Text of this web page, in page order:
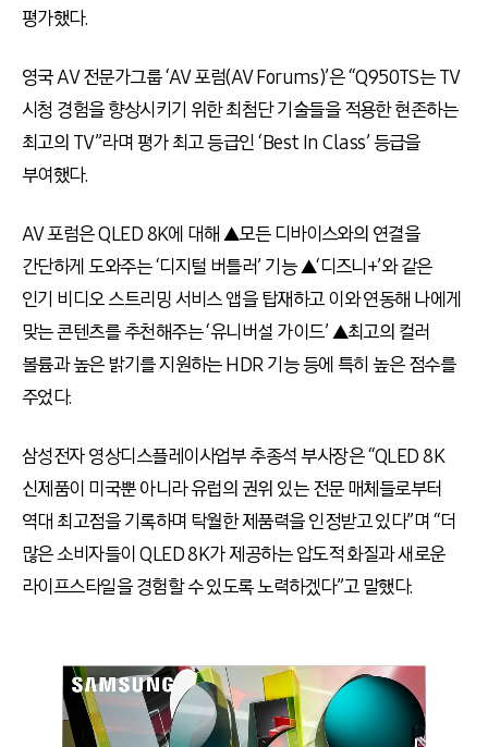
평가했다.
영국 AV 전문가그룹 ‘AV 포럼(AV Forums)’은 “Q950TS는 TV
시청 경험을 향상시키기 위한 최첨단 기술들을 적용한 현존하는
최고의 TV”라며 평가 최고 등급인 ‘Best In Class’ 등급을
부여했다.
AV 포럼은 QLED 8K에 대해 ▲모든 디바이스와의 연결을
간단하게 도와주는 ‘디지털 버틀러’ 기능 ▲‘디즈니+’와 같은
인기 비디오 스트리밍 서비스 앱을 탑재하고 이와 연동해 나에게
맞는 콘텐츠를 추천해주는 ‘유니버설 가이드’ ▲최고의 컬러
볼륨과 높은 밝기를 지원하는 HDR 기능 등에 특히 높은 점수를
주었다.
삼성전자 영상디스플레이사업부 추종석 부사장은 “QLED 8K
신제품이 미국뿐 아니라 유럽의 권위 있는 전문 매체들로부터
역대 최고점을 기록하며 탁월한 제품력을 인정받고 있다”며 “더
많은 소비자들이 QLED 8K가 제공하는 압도적 화질과 새로운
라이프스타일을 경험할 수 있도록 노력하겠다”고 말했다.